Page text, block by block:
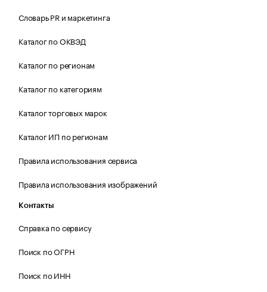
Словарь PR и маркетинга
Каталог по ОКВЭД
Каталог по регионам
Каталог по категориям
Каталог торговых марок
Каталог ИП по регионам
Правила использования сервиса
Правила использования изображений
Контакты
Справка по сервису
Поиск по ОГРН
Поиск по ИНН